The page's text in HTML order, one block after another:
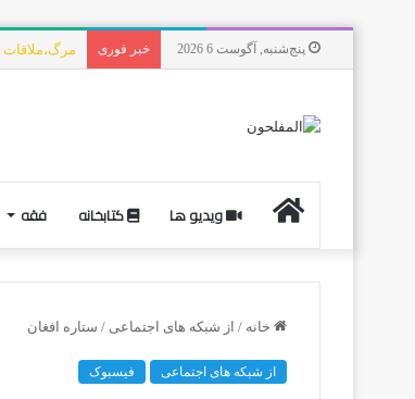
پنج‌شنبه, آگوست 6 2026 خبر فوری
ویدیو ها کتابخانه فقه
خانه / از شبکه های اجتماعی / ستاره افغان
از شبکه های اجتماعی فیسبوک